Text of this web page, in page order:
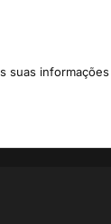
suas informações